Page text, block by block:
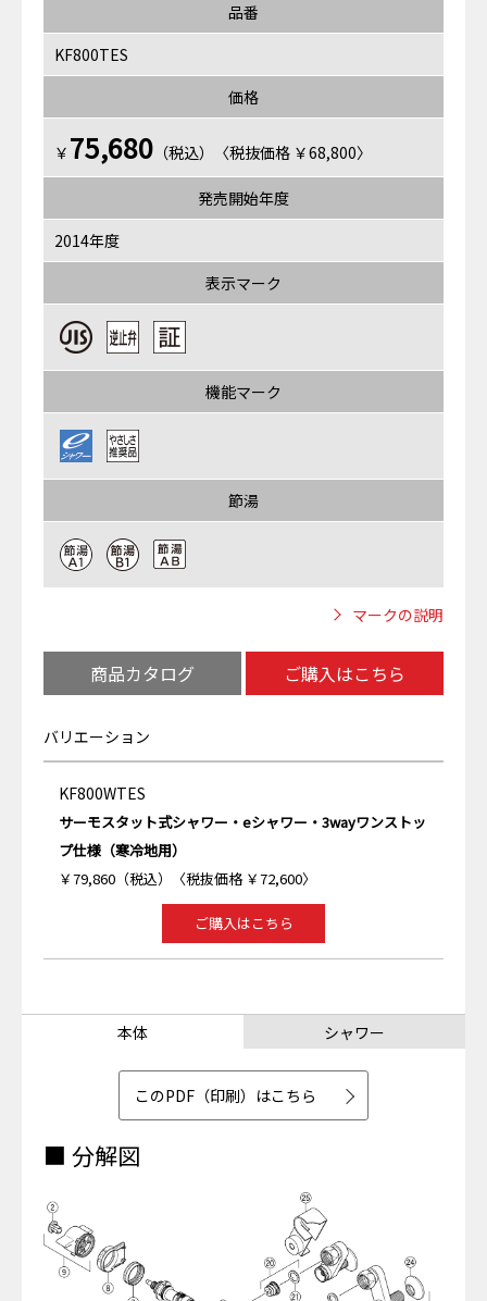
品番
KF800TES
価格
￥ 75,680 （税込）〈税抜価格 ￥68,800〉
発売開始年度
2014年度
表示マーク
機能マーク
節湯
マークの説明
商品カタログ ご購入はこちら
バリエーション
KF800WTES
サーモスタット式シャワー・eシャワー・3wayワンストッ
プ仕様（寒冷地用）
￥79,860（税込）〈税抜価格 ￥72,600〉
ご購入はこちら
本体 シャワー
このPDF（印刷）はこちら
■ 分解図